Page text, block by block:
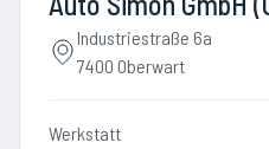
Industriestraße 6a
7400 Oberwart
Werkstatt